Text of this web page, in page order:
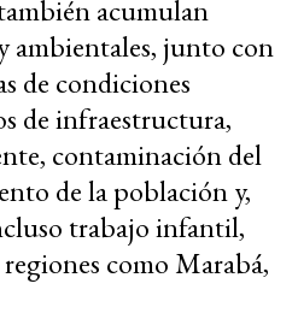
acumulan
ambientales, junto con
de condiciones
de infraestructura,
contaminación del
de la población y,
trabajo infantil,
como Marabá,